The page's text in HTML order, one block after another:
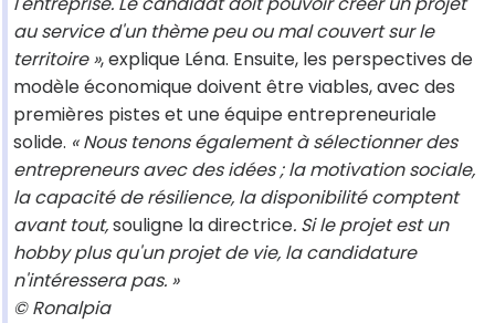
au service d'un thème peu ou mal couvert sur le
territoire », explique Léna. Ensuite, les perspectives de
modèle économique doivent être viables, avec des
premières pistes et une équipe entrepreneuriale
solide. « Nous tenons également à sélectionner des
entrepreneurs avec des idées ; la motivation sociale,
la capacité de résilience, la disponibilité comptent
avant tout,souligne la directrice. Si le projet est un
hobby plus qu'un projet de vie, la candidature
n'intéressera pas. »
© Ronalpia